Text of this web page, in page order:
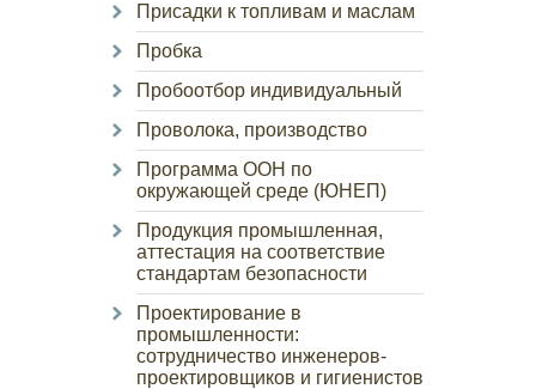
Присадки к топливам и маслам
Пробка
Пробоотбор индивидуальный
Проволока, производство
Программа ООН по
окружающей среде (ЮНЕП)
Продукция промышленная,
аттестация на соответствие
стандартам безопасности
Проектирование в
промышленности:
сотрудничество инженеров-
проектировщиков и гигиенистов